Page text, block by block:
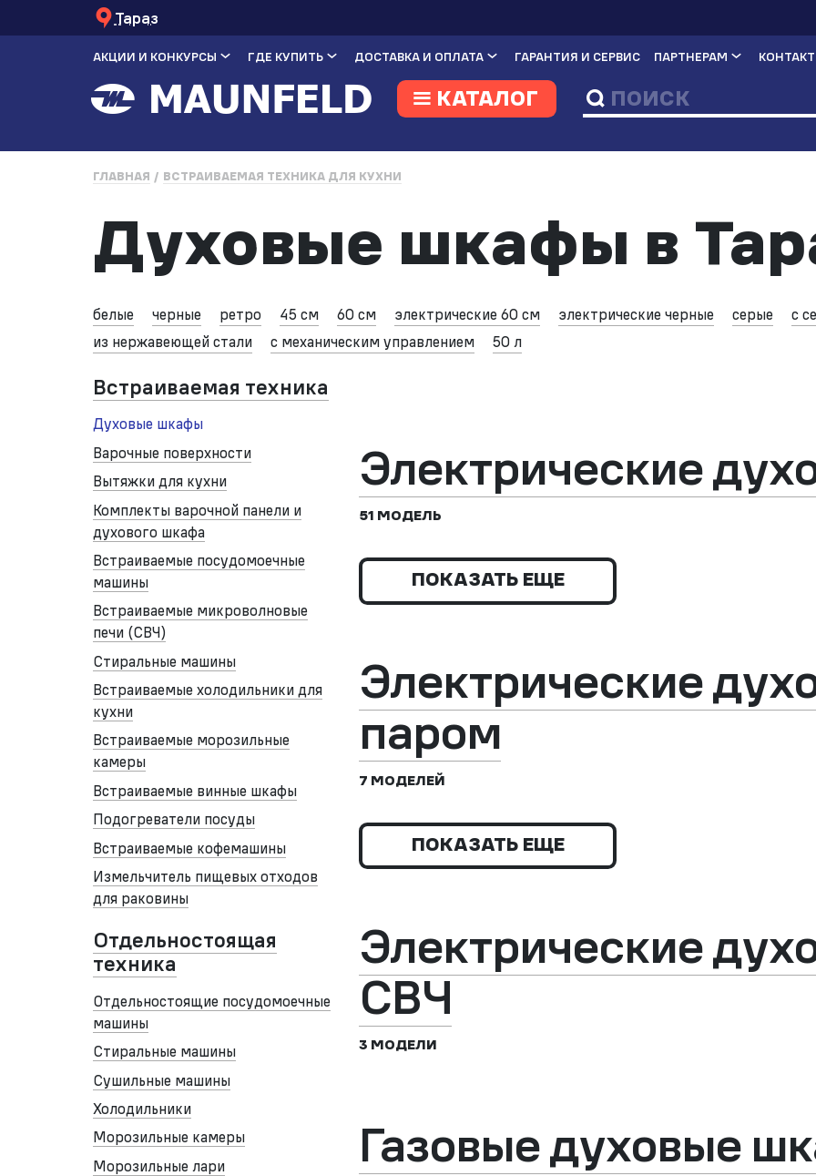
Тараз
АКЦИИ И КОНКУРСЫ ГДЕ КУПИТЬ ДОСТАВКА И ОПЛАТА ГАРАНТИЯ И СЕРВИС ПАРТНЕРАМ
КАТАЛОГ
ГЛАВНАЯ ВСТРАИВАЕМАЯ ТЕХНИКА ДЛЯ КУХНИ
Духовые шкафы в
белые черные ретро 45 см 60 см электрические 60 см электрические черные серые
с
из нержавеющей стали
с механическим управлением 50 л
Встраиваемая техника
Духовые шкафы
Варочные поверхности
Вытяжки для кухни
Комплекты варочной панели и
духового шкафа
Встраиваемые посудомоечные
машины
Встраиваемые микроволновые
печи (СВЧ)
Стиральные машины
Встраиваемые холодильники для
кухни
Встраиваемые морозильные
камеры
Встраиваемые винные шкафы
Подогреватели посуды
Встраиваемые кофемашины
Измельчитель пищевых отходов
для раковины
Отдельностоящая
техника
Отдельностоящие посудомоечные
машины
Стиральные машины
Сушильные машины
Холодильники
Морозильные камеры
Морозильные лари
Электрические
51 МОДЕЛЬ
ПОКАЗАТЬ ЕЩЕ
Электрические
паром
7 МОДЕЛЕЙ
ПОКАЗАТЬ ЕЩЕ
Электрические
СВЧ
3 МОДЕЛИ
Газовые духовые